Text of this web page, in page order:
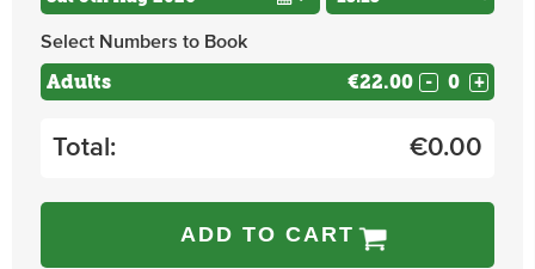
Select Numbers to Book
Adults €22.00 - +
Total: €0.00
ADD TO CART